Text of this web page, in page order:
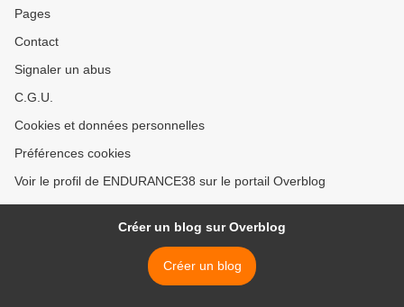
Pages
Contact
Signaler un abus
C.G.U.
Cookies et données personnelles
Préférences cookies
Voir le profil de ENDURANCE38 sur le portail Overblog
Créer un blog sur Overblog
Créer un blog